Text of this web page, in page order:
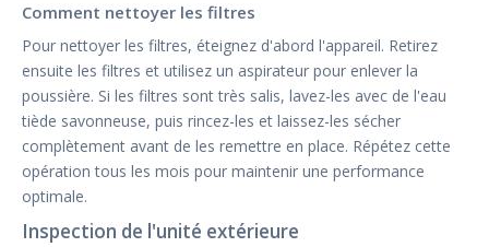
Comment nettoyer les filtres
Pour nettoyer les filtres, éteignez d'abord l'appareil. Retirez
ensuite les filtres et utilisez un aspirateur pour enlever la
poussière. Si les filtres sont très salis, lavez-les avec de l'eau
tiède savonneuse, puis rincez-les et laissez-les sécher
complètement avant de les remettre en place. Répétez cette
opération tous les mois pour maintenir une performance
optimale.
Inspection de l'unité extérieure